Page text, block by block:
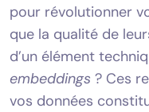
pour révolutionner
que la qualité de
d’un élément
embeddings ? Ces
vos données